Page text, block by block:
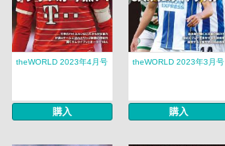
theWORLD 2023年4月号
購入
theWORLD 2023年3月号
購入